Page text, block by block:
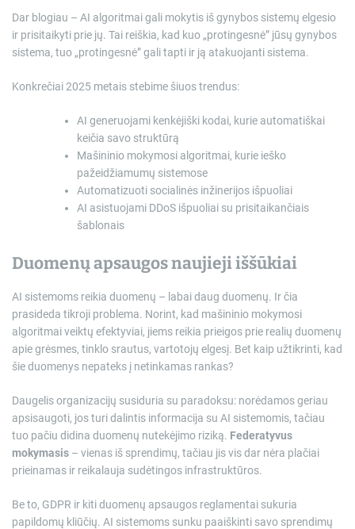
Dar blogiau – AI algoritmai gali mokytis iš gynybos sistemų elgesio
ir prisitaikyti prie jų. Tai reiškia, kad kuo „protingesnė” jūsų gynybos
sistema, tuo „protingesnė” gali tapti ir ją atakuojanti sistema.
Konkrečiai 2025 metais stebime šiuos trendus:
AI generuojami kenkėjiški kodai, kurie automatiškai
keičia savo struktūrą
Mašininio mokymosi algoritmai, kurie ieško
pažeidžiamumų sistemose
Automatizuoti socialinės inžinerijos išpuoliai
AI asistuojami DDoS išpuoliai su prisitaikančiais
šablonais
Duomenų apsaugos naujieji iššūkiai
AI sistemoms reikia duomenų – labai daug duomenų. Ir čia
prasideda tikroji problema. Norint, kad mašininio mokymosi
algoritmai veiktų efektyviai, jiems reikia prieigos prie realių duomenų
apie grėsmes, tinklo srautus, vartotojų elgesį. Bet kaip užtikrinti, kad
šie duomenys nepateks į netinkamas rankas?
Daugelis organizacijų susiduria su paradoksu: norėdamos geriau
apsisaugoti, jos turi dalintis informacija su AI sistemomis, tačiau
tuo pačiu didina duomenų nutekėjimo riziką. Federatyvus
mokymasis – vienas iš sprendimų, tačiau jis vis dar nėra plačiai
prieinamas ir reikalauja sudėtingos infrastruktūros.
Be to, GDPR ir kiti duomenų apsaugos reglamentai sukuria
papildomų kliūčių. AI sistemoms sunku paaiškinti savo sprendimų